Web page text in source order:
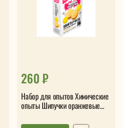
260 ₽
Набор для опытов Химические
опыты Шипучки оранжевые